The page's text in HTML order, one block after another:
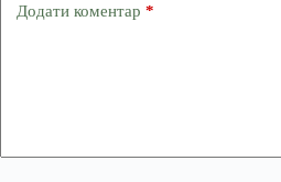
Додати коментар *